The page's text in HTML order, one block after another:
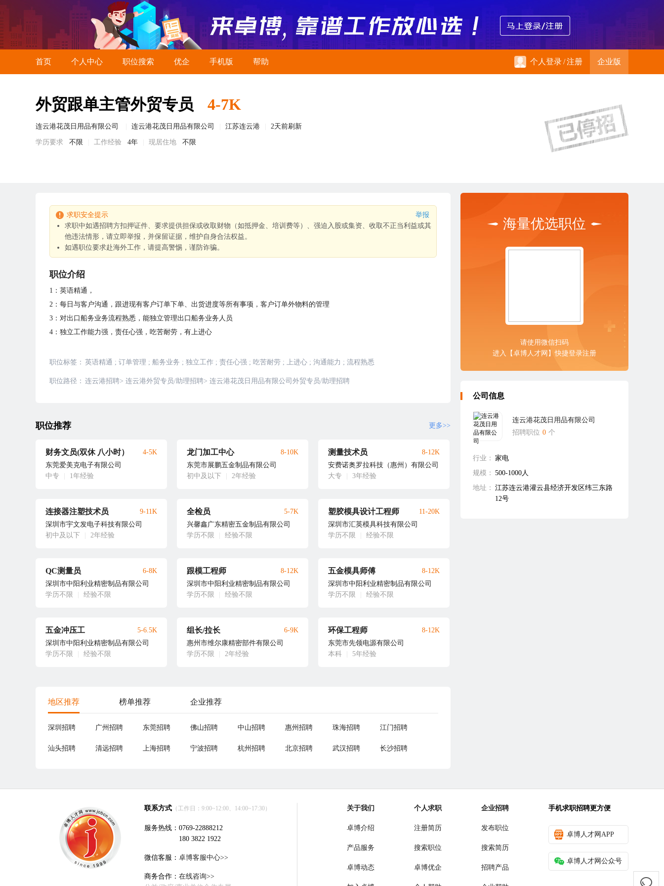
首页 个人中心 职位搜索 优企 手机版 帮助 个人登录/注册 企业版
外贸跟单主管外贸专员 4-7K
连云港花茂日用品有限公司 连云港花茂日用品有限公司 江苏连云港 2天前刷新
学历要求 不限 工作经验 4年 现居住地 不限
求职安全提示
举报
求职中如遇招聘方扣押证件、要求提供担保或收取财物（如抵押金、培训费等）、强迫入股或集资、收取不正当利益或其
他违法情形，请立即举报，并保留证据，维护自身合法权益。
如遇职位要求赴海外工作，请提高警惕，谨防诈骗。
职位介绍
1：英语精通，
2：每日与客户沟通，跟进现有客户订单下单、出货进度等所有事项，客户订单外物料的管理
3：对出口船务业务流程熟悉，能独立管理出口船务业务人员
4：独立工作能力强，责任心强，吃苦耐劳，有上进心
职位标签： 英语精通 ; 订单管理 ; 船务业务 ; 独立工作 ; 责任心强 ; 吃苦耐劳 ; 上进心 ; 沟通能力 ; 流程熟悉
职位路径： 连云港招聘> 连云港外贸专员/助理招聘> 连云港花茂日用品有限公司外贸专员/助理招聘
职位推荐 更多>>
财务文员(双休 八小时）
东莞爱美克电子有限公司
中专
1年经验
4-5K 龙门加工中心
东莞市展鹏五金制品有限公司
初中及以下
2年经验
8-10K 测量技术员
安费诺奥罗拉科技（惠州）有限公司
大专
3年经验
8-12K
连接器注塑技术员
深圳市宇文发电子科技有限公司
初中及以下
2年经验
9-11K 全检员
兴馨鑫广东精密五金制品有限公司
学历不限
经验不限
5-7K 塑胶模具设计工程师
深圳市汇英模具科技有限公司
学历不限
经验不限
11-20K
QC测量员
深圳市中阳利业精密制品有限公司
学历不限
经验不限
6-8K 跟模工程师
深圳市中阳利业精密制品有限公司
学历不限
经验不限
8-12K 五金模具师傅
深圳市中阳利业精密制品有限公司
学历不限
经验不限
8-12K
五金冲压工
深圳市中阳利业精密制品有限公司
学历不限
经验不限
5-6.5K 组长/拉长
惠州市维尔康精密部件有限公司
学历不限
2年经验
6-9K 环保工程师
东莞市先领电源有限公司
本科
5年经验
8-12K
地区推荐 榜单推荐 企业推荐
深圳招聘 广州招聘 东莞招聘 佛山招聘 中山招聘 惠州招聘 珠海招聘 江门招聘
汕头招聘 清远招聘 上海招聘 宁波招聘 杭州招聘 北京招聘 武汉招聘 长沙招聘
海量优选职位
请使用微信扫码
进入【卓博人才网】快捷登录注册
公司信息
连云港花茂日用品有限公司
招聘职位 0 个
行业： 家电
规模： 500-1000人
地址： 江苏连云港灌云县经济开发区纬三东路
12号
联系方式 （工作日：9:00~12:00、14:00~17:30）
服务热线：0769-22888212
180 3822 1922
微信客服： 卓博客服中心>>
商务合作： 在线咨询>>
关于我们
卓博介绍
产品服务
卓博动态
个人求职
注册简历
搜索职位
卓博优企
企业招聘
发布职位
搜索简历
招聘产品
手机求职招聘更方便
卓博人才网APP
卓博人才网公众号